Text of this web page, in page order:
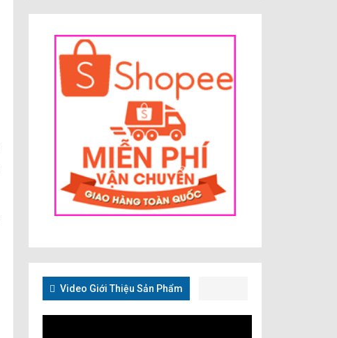
Video Giới Thiệu Sản Phẩm